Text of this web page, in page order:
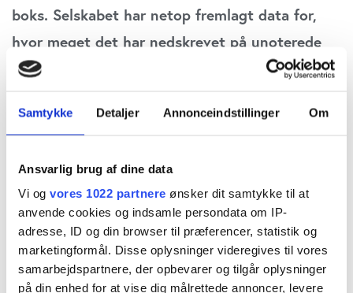
Samtykke Detaljer Annonceindstillinger Om
Ansvarlig brug af dine data
Vi og vores 1022 partnere ønsker dit samtykke til at
anvende cookies og indsamle persondata om IP-
adresse, ID og din browser til præferencer, statistik og
marketingformål. Disse oplysninger videregives til vores
samarbejdspartnere, der opbevarer og tilgår oplysninger
på din enhed for at vise dig målrettede annoncer, levere
boks. Selskabet har netop fremlagt data for,
hvor meget det har nedskrevet på unoterede
ejendomsinvesteringer og private equity i
skriver fagredaktør Carsten Vitoft.
Tidligere direktør i PFA Allan Polack var en af
pensionsbranchens største modstandere af mere
åbenhed omkring afkastet på alternative
investeringer, der efterhånden fylder en tredjedel
af sektorens aktiver, altså ca. 1000 mia. kr. Men